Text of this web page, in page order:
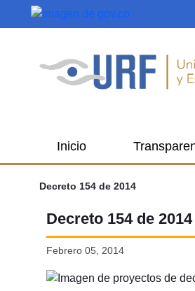
Saltar al contenido principal
Inicio
Decreto 154 de 2014
Decreto 154 de 2014
Febrero 05, 2014